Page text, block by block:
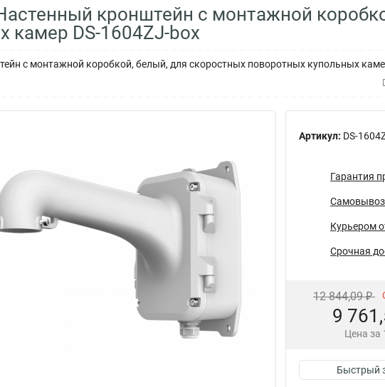
кронштейн с монтажной
камер DS-1604ZJ-box
с монтажной коробкой, белый, для скоростных поворотных купольных
Артикул: DS-
Гарантия
Курьером
Срочная
12 844,09 ₽
9
Цена за
Быстрый